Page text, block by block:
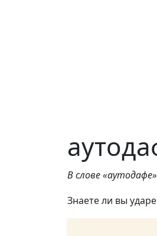
В слове
Знаете ли вы